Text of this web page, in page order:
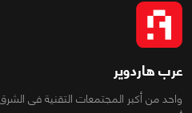
عرب هاردوير
واحد من أكبر المجتمعات التقنية فى